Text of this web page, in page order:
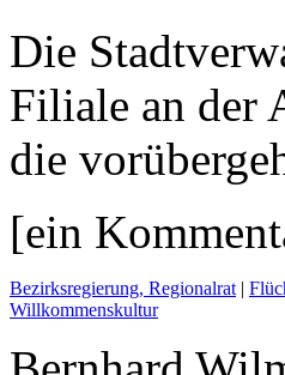
Die
Filiale an der
die
[ein
Bezirksregierung, Regionalrat |
Willkommenskultur